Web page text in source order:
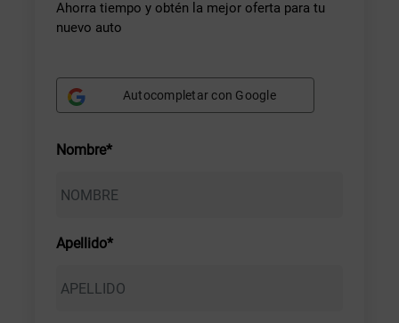
Ahorra tiempo y obtén la mejor oferta para tu
nuevo auto
Autocompletar con Google
Nombre*
Apellido*